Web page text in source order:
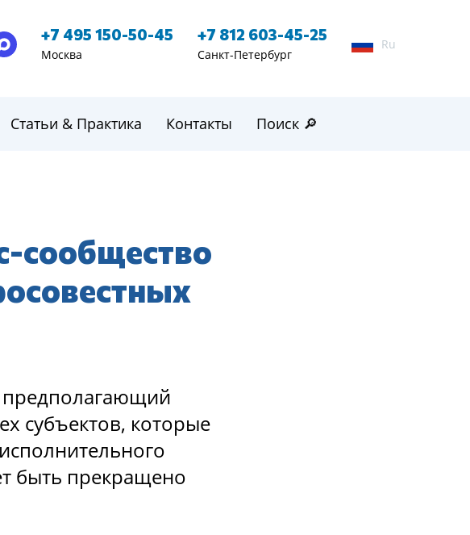
+7 495 150-50-45
Москва
+7 812 603-45-25
Санкт-Петербург
Ru
Статьи & Практика Контакты Поиск 🔎
сообщество
предполагающий
субъектов, которые
быть прекращено